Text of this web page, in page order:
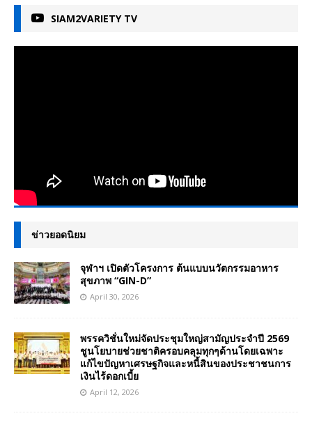
SIAM2VARIETY TV
ข่าวยอดนิยม
จุฬาฯ เปิดตัวโครงการ ต้นแบบนวัตกรรมอาหาร
สุขภาพ “GIN-D”
April 30, 2026
พรรควิชั่นใหม่จัดประชุมใหญ่สามัญประจำปี 2569
ชูนโยบายช่วยชาติครอบคลุมทุกๆด้านโดยเฉพาะ
แก้ไขปัญหาเศรษฐกิจและหนี้สินของประชาชนการ
เงินไร้ดอกเบี้ย
April 12, 2026